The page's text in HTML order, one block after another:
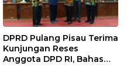
DPRD Pulang Pisau Terima
Kunjungan Reses
Anggota DPD RI, Bahas